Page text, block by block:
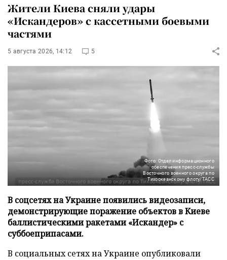
Жители Киева сняли удары
«Искандеров» с кассетными боевыми
частями
5 августа 2026, 14:12 5
Фото: Отдел информационного
обеспечения пресс-службы
Восточного военного округа по
Тихоокеанскому флоту/ТАСС
В соцсетях на Украине появились видеозаписи,
демонстрирующие поражение объектов в Киеве
баллистическими ракетами «Искандер» с
суббоеприпасами.
В социальных сетях на Украине опубликовали